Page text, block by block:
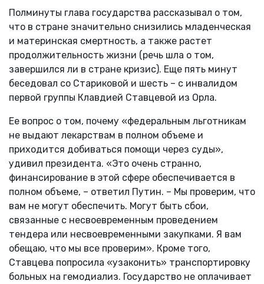
Полминуты глава государства рассказывал о том,
что в стране значительно снизились младенческая
и материнская смертность, а также растет
продолжительность жизни (речь шла о том,
завершился ли в стране кризис). Еще пять минут
беседовал со Стариковой и шесть – с инвалидом
первой группы Клавдией Ставцевой из Орла.
Ее вопрос о том, почему «федеральным льготникам
не выдают лекарствам в полном объеме и
приходится добиваться помощи через суды»,
удивил президента. «Это очень странно,
финансирование в этой сфере обеспечивается в
полном объеме, – ответил Путин. – Мы проверим, что
вам не могут обеспечить. Могут быть сбои,
связанные с несвоевременным проведением
тендера или несвоевременными закупками. Я вам
обещаю, что мы все проверим». Кроме того,
Ставцева попросила «узаконить» транспортировку
больных на гемодиализ. Государство не оплачивает